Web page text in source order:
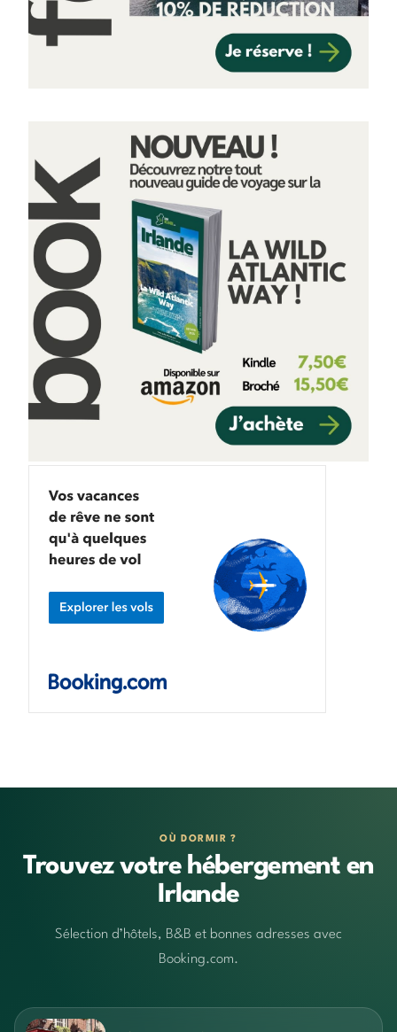
OÙ DORMIR ?
Trouvez votre hébergement en
Irlande
Sélection d’hôtels, B&B et bonnes adresses avec
Booking.com.